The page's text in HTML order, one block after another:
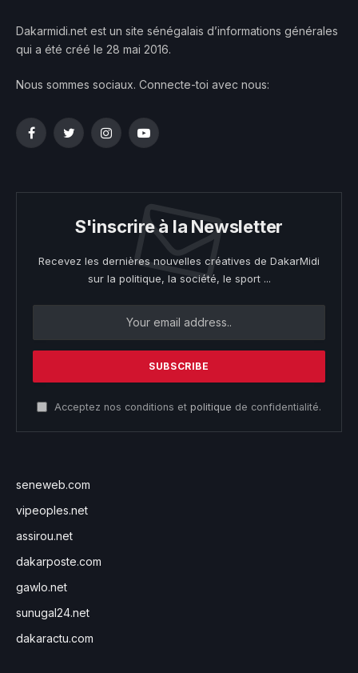
Dakarmidi.net est un site sénégalais d’informations générales
qui a été créé le 28 mai 2016.
Nous sommes sociaux. Connecte-toi avec nous:
FacebookTwitterInstagramYouTube
S'inscrire à la Newsletter
Recevez les dernières nouvelles créatives de DakarMidi
sur la politique, la société, le sport ...
Acceptez nos conditions et politique de confidentialité.
seneweb.com
vipeoples.net
assirou.net
dakarposte.com
gawlo.net
sunugal24.net
dakaractu.com